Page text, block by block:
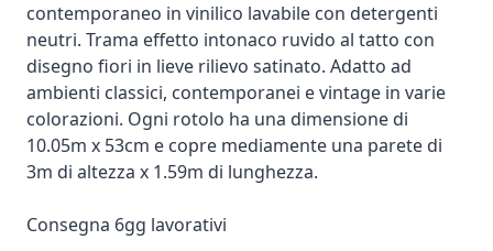
contemporaneo in vinilico lavabile con detergenti
neutri. Trama effetto intonaco ruvido al tatto con
disegno fiori in lieve rilievo satinato. Adatto ad
ambienti classici, contemporanei e vintage in varie
colorazioni. Ogni rotolo ha una dimensione di
10.05m x 53cm e copre mediamente una parete di
3m di altezza x 1.59m di lunghezza.
Consegna 6gg lavorativi